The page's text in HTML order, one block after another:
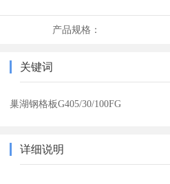
产品规格：
关键词
巢湖钢格板G405/30/100FG
详细说明